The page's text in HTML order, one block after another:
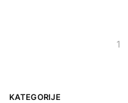
1
KATEGORIJE